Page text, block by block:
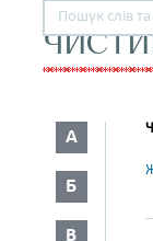
А
Б
В